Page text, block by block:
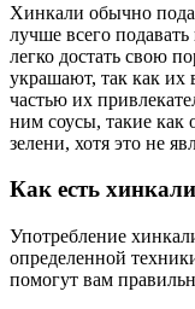
Хинкали обычно
лучше всего
легко достать свою
украшают, так как их
частью их
ним соусы, такие как
зелени, хотя это не
Как есть хинкали
Употребление
определенной
помогут вам